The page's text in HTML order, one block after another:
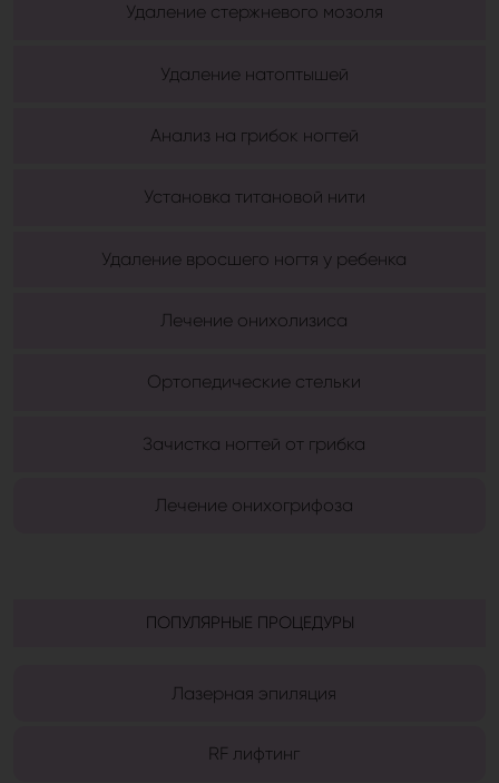
Удаление стержневого мозоля
Удаление натоптышей
Анализ на грибок ногтей
Установка титановой нити
Удаление вросшего ногтя у ребенка
Лечение онихолизиса
Ортопедические стельки
Зачистка ногтей от грибка
Лечение онихогрифоза
ПОПУЛЯРНЫЕ ПРОЦЕДУРЫ
Лазерная эпиляция
RF лифтинг